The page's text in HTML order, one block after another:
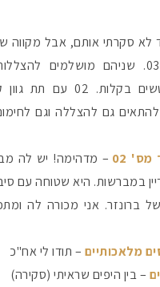
לא סקרתי אותם, אבל מקווה
לי את גוון 02 ו-03. שניהם
פיגמנטיים, מטשטשים
03 יכול להתאים גם להצללה וגם
02
– מדהימה! יש לה
במברשות. היא שטוחה עם
ברונזר. אני מכורה לה
מלאכותיים – תודו לי אח"כ
– בין היפים שראיתי (סקירה)